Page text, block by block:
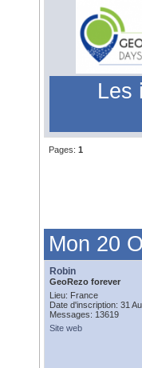
Les
Pages: 1
Mon 20
Robin
GeoRezo forever
Lieu: France
Date d'inscription: 31
Messages: 13619
Site web